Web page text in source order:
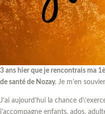
3 ans hier que je rencontrais ma
de santé de Nozay. Je m’en
J’ai aujourd’hui la chance
j’accompagne enfants, ados,